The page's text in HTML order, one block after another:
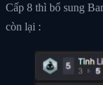
Cấp 8 thì bổ sung
còn lại :